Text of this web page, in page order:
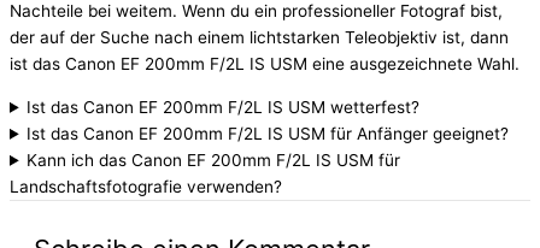
Nachteile bei weitem. Wenn du ein professioneller Fotograf bist,
der auf der Suche nach einem lichtstarken Teleobjektiv ist, dann
ist das Canon EF 200mm F/2L IS USM eine ausgezeichnete Wahl.
Ist das Canon EF 200mm F/2L IS USM wetterfest?
Ist das Canon EF 200mm F/2L IS USM für Anfänger geeignet?
Kann ich das Canon EF 200mm F/2L IS USM für
Landschaftsfotografie verwenden?